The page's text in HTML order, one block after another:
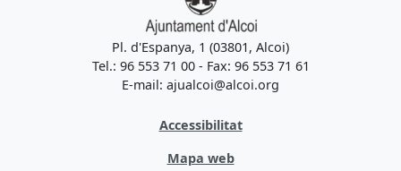
Pl. d'Espanya, 1 (03801, Alcoi)
Tel.: 96 553 71 00 - Fax: 96 553 71 61
E-mail: ajualcoi@alcoi.org
Accessibilitat
Mapa web